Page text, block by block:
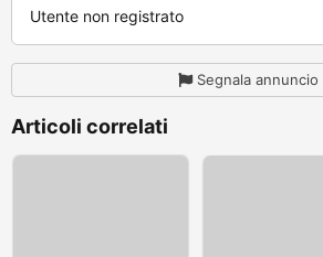
Utente non registrato
Segnala annuncio
Articoli correlati